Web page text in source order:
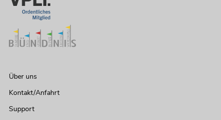
Über uns
Kontakt/Anfahrt
Support